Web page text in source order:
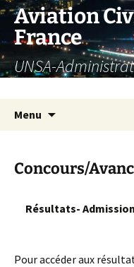
Aller
contenu
Aviation
France
UNSA-
Menu
Concours/
Résultats-
Pour accéder aux